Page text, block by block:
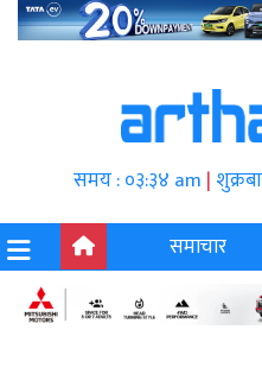
समय : ०३:३४ am |
समाचार